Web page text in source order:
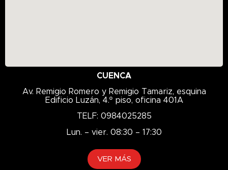
CUENCA
Av. Remigio Romero y Remigio Tamariz, esquina
Edificio Luzán, 4.º piso, oficina 401A
TELF: 0984025285
Lun. – vier. 08:30 – 17:30
VER MÁS